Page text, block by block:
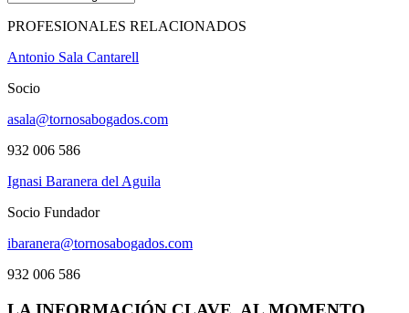
PROFESIONALES RELACIONADOS
Antonio Sala Cantarell
Socio
asala@tornosabogados.com
932 006 586
Ignasi Baranera del Aguila
Socio Fundador
ibaranera@tornosabogados.com
932 006 586